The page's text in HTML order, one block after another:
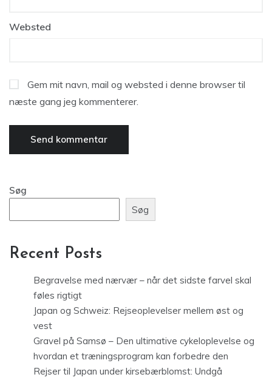
Websted
Gem mit navn, mail og websted i denne browser til
næste gang jeg kommenterer.
Søg
Søg
Recent Posts
Begravelse med nærvær – når det sidste farvel skal
føles rigtigt
Japan og Schweiz: Rejseoplevelser mellem øst og
vest
Gravel på Samsø – Den ultimative cykeloplevelse og
hvordan et træningsprogram kan forbedre den
Rejser til Japan under kirsebærblomst: Undgå